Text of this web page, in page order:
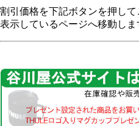
割引価格を下記ボタンを押し
表示しているページへ移動しま